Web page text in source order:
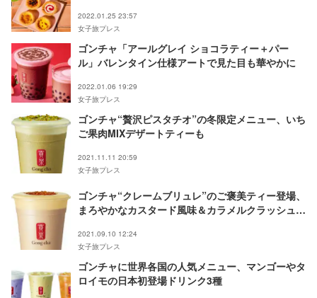
2022.01.25 23:57
女子旅プレス
ゴンチャ「アールグレイ ショコラティー＋パー
ル」バレンタイン仕様アートで見た目も華やかに
2022.01.06 19:29
女子旅プレス
ゴンチャ“贅沢ピスタチオ”の冬限定メニュー、いち
ご果肉MIXデザートティーも
2021.11.11 20:59
女子旅プレス
ゴンチャ“クレームブリュレ”のご褒美ティー登場、
まろやかなカスタード風味＆カラメルクラッシュが
2021.09.10 12:24
女子旅プレス
ゴンチャに世界各国の人気メニュー、マンゴーやタ
ロイモの日本初登場ドリンク3種